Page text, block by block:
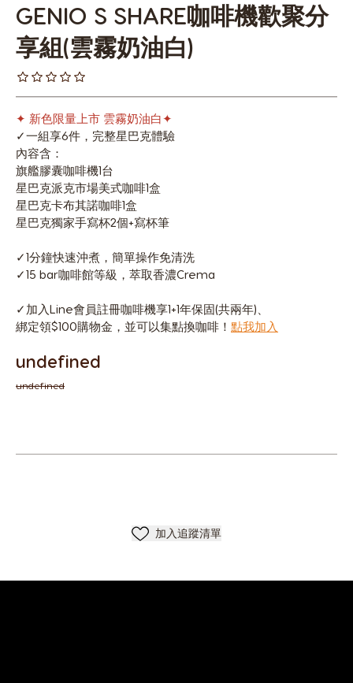
GENIO S SHARE咖啡機歡聚分
享組(雲霧奶油白)
✦ 新色限量上市 雲霧奶油白✦
✓一組享6件，完整星巴克體驗
內容含：
旗艦膠囊咖啡機1台
星巴克派克市場美式咖啡1盒
星巴克卡布其諾咖啡1盒
星巴克獨家手寫杯2個+寫杯筆
✓1分鐘快速沖煮，簡單操作免清洗
✓15 bar咖啡館等級，萃取香濃Crema
✓加入Line會員註冊咖啡機享1+1年保固(共兩年)、
綁定領$100購物金，並可以集點換咖啡！ 點我加入
undefined
undefined
加入清單
加入追蹤清單